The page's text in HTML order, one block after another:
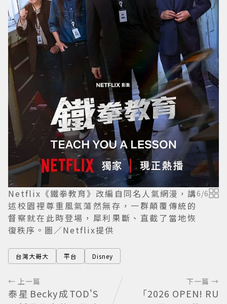
Netflix《鐵拳教育》改編自同名人氣網漫，講
述校園裡尊重風氣蕩然無存，一群顛覆傳統的
督察就在此時登場，犀利果斷、直截了當地恢
復秩序。圖／Netflix提供
6/6
台灣大哥大 平台 Disney
← 上一篇
泰星Becky成TOD'S
下一篇 →
「2026 OPEN! RU